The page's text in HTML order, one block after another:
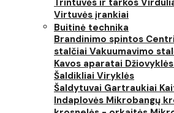
Trintuvės ir tarkos
Virtuvės įrankiai
Buitinė technika
Brandinimo spintos
stalčiai Vakuumavimo
Kavos aparatai Džiovyklės
Šaldikliai Viryklės
Šaldytuvai Gartraukiai
Indaplovės Mikrobangų